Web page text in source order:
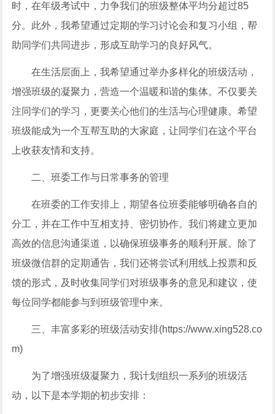
时，在年级考试中，力争我们的班级整体平均分超过85
分。此外，我希望通过定期的学习讨论会和复习小组，帮
助同学们共同进步，形成互助学习的良好风气。
在生活层面上，我希望通过举办多样化的班级活动，
增强班级的凝聚力，营造一个温暖和谐的集体。不仅要关
注同学们的学习，更要关心他们的生活与心理健康。希望
班级能成为一个互帮互助的大家庭，让同学们在这个平台
上收获友情和支持。
二、班委工作与日常事务的管理
在班委的工作安排上，期望各位班委能够明确各自的
分工，并在工作中互相支持、密切协作。我们将建立更加
高效的信息沟通渠道，以确保班级事务的顺利开展。除了
班级微信群的定期通告，我们还将尝试利用线上投票和反
馈的形式，及时收集同学们对班级事务的意见和建议，使
每位同学都能参与到班级管理中来。
三、丰富多彩的班级活动安排(https://www.xing528.co
m)
为了增强班级凝聚力，我计划组织一系列的班级活
动，以下是本学期的初步安排：